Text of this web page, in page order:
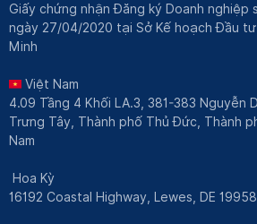
Giấy chứng nhận Đăng ký Doanh nghiệp
ngày 27/04/2020 tại Sở Kế hoạch Đầu
Minh
Việt Nam
4.09 Tầng 4 Khối LA.3, 381-383 Nguyễn
Trưng Tây, Thành phố Thủ Đức, Thành
Nam
Hoa Kỳ
16192 Coastal Highway, Lewes, DE